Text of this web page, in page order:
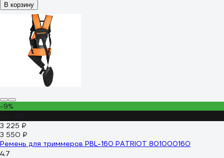
В корзину
-9%
3 225 ₽
3 550 ₽
Ремень для триммеров PBL-160 PATRIOT 801000160
4.7